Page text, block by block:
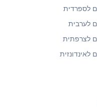
לספרדית
לערבית
לצרפתית
לאינדונזית